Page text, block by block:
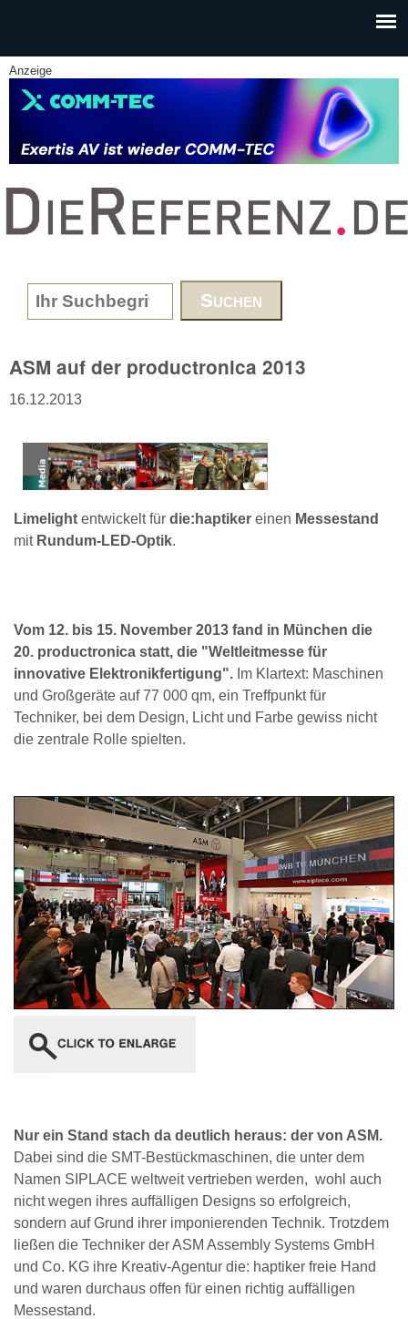
Anzeige
www.DieReferenz.de
Search form
ASM auf der productronica 2013
16.12.2013
Limelight entwickelt für die:haptiker einen Messestand
mit Rundum-LED-Optik.
Vom 12. bis 15. November 2013 fand in München die
20. productronica statt, die "Weltleitmesse für
innovative Elektronikfertigung". Im Klartext: Maschinen
und Großgeräte auf 77 000 qm, ein Treffpunkt für
Techniker, bei dem Design, Licht und Farbe gewiss nicht
die zentrale Rolle spielten.
Nur ein Stand stach da deutlich heraus: der von ASM.
Dabei sind die SMT-Bestückmaschinen, die unter dem
Namen SIPLACE weltweit vertrieben werden, wohl auch
nicht wegen ihres auffälligen Designs so erfolgreich,
sondern auf Grund ihrer imponierenden Technik. Trotzdem
ließen die Techniker der ASM Assembly Systems GmbH
und Co. KG ihre Kreativ-Agentur die: haptiker freie Hand
und waren durchaus offen für einen richtig auffälligen
Messestand.